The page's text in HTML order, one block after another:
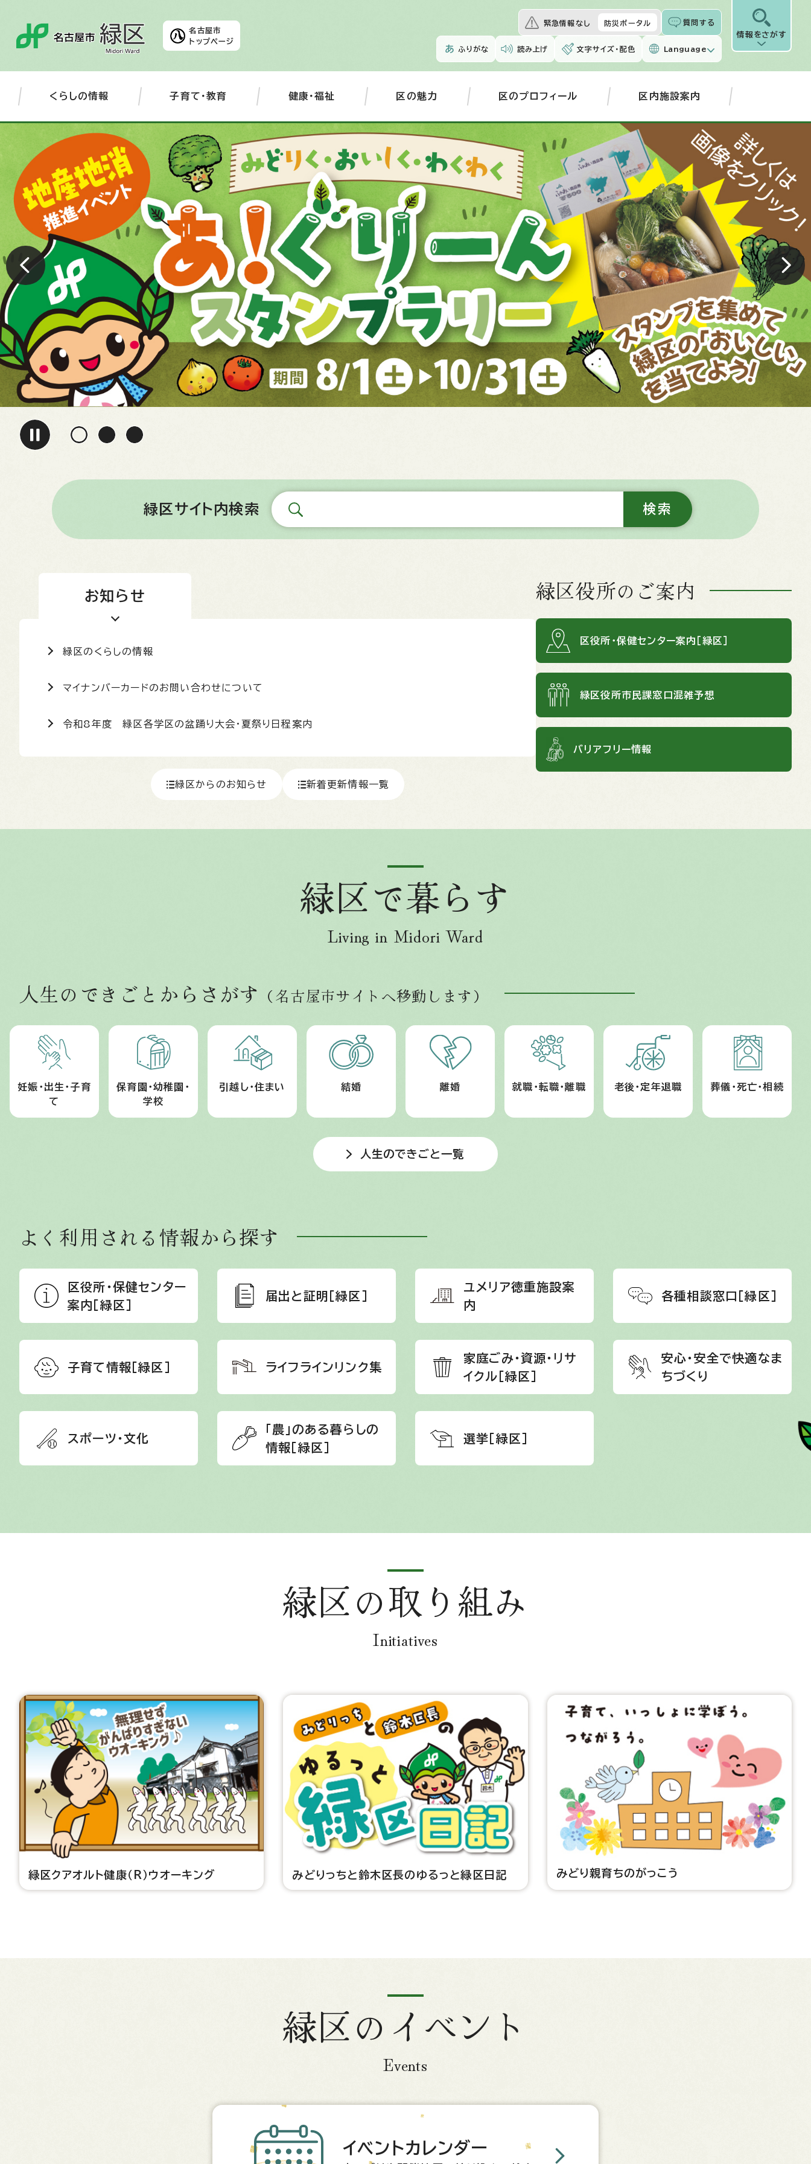
名古屋市
トップページ
緊急情報なし 防災ポータル 質問する
ふりがな 読み上げ 文字サイズ・配色 Language
情報をさがす
くらしの情報 子育て・教育 健康・福祉 区の魅力 区のプロフィール 区内施設案内
緑区サイト内検索
お知らせ
緑区のくらしの情報
マイナンバーカードのお問い合わせについて
令和8年度 緑区各学区の盆踊り大会・夏祭り日程案内
緑区からのお知らせ 新着更新情報一覧
緑区役所のご案内
区役所・保健センター案内［緑区］
緑区役所市民課窓口混雑予想
バリアフリー情報
緑区で暮らす
Living in Midori Ward
人生のできごとからさがす （名古屋市サイトへ移動します）
妊娠・出生・子育
て
保育園・幼稚園・
学校
引越し・住まい 結婚 離婚 就職・転職・離職 老後・定年退職 葬儀・死亡・相続
人生のできごと一覧
よく利用される情報から探す
区役所・保健センター
案内［緑区］
届出と証明［緑区］
ユメリア徳重施設案
内
各種相談窓口［緑区］
子育て情報［緑区］ ライフラインリンク集
家庭ごみ・資源・リサ
イクル［緑区］
安心・安全で快適なま
ちづくり
スポーツ・文化
「農」のある暮らしの
情報［緑区］
選挙［緑区］
緑区の取り組み
Initiatives
緑区クアオルト健康（R）ウオーキング みどりっちと鈴木区長のゆるっと緑区日記 みどり親育ちのがっこう
緑区のイベント
Events
イベントカレンダー